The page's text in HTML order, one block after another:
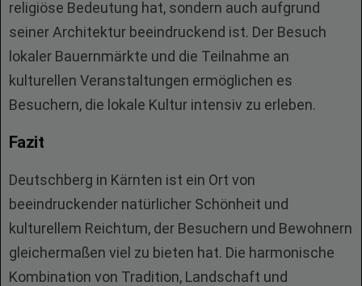
religiöse Bedeutung hat, sondern auch aufgrund
seiner Architektur beeindruckend ist. Der Besuch
lokaler Bauernmärkte und die Teilnahme an
kulturellen Veranstaltungen ermöglichen es
Besuchern, die lokale Kultur intensiv zu erleben.
Fazit
Deutschberg in Kärnten ist ein Ort von
beeindruckender natürlicher Schönheit und
kulturellem Reichtum, der Besuchern und Bewohnern
gleichermaßen viel zu bieten hat. Die harmonische
Kombination von Tradition, Landschaft und